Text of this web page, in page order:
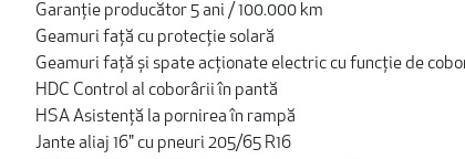
Garanție producător 5 ani / 100.000 km
Geamuri faţă cu protecție solară
Geamuri față și spate acționate electric cu funcție de
HDC Control al coborârii în pantă
HSA Asistență la pornirea în rampă
Jante aliaj 16" cu pneuri 205/65 R16